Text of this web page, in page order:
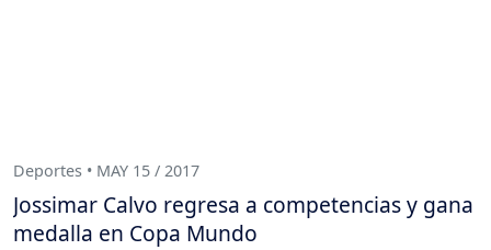
Deportes • MAY 15 / 2017
Jossimar Calvo regresa a competencias y gana
medalla en Copa Mundo